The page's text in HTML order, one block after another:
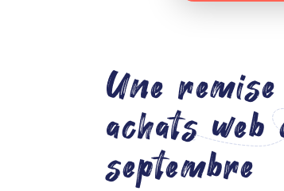
Une
achats
septembre